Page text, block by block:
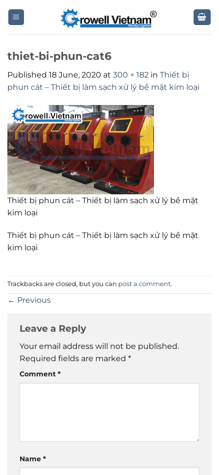
thiet-bi-phun-cat6
Published 18 June, 2020 at 300 × 182 in Thiết bị
phun cát – Thiết bị làm sạch xử lý bề mặt kim loại
Thiết bị phun cát – Thiết bị làm sạch xử lý bề mặt
kim loại
Thiết bị phun cát – Thiết bị làm sạch xử lý bề mặt
kim loại
Trackbacks are closed, but you can post a comment.
← Previous
Leave a Reply
Your email address will not be published.
Required fields are marked *
Comment *
Name *